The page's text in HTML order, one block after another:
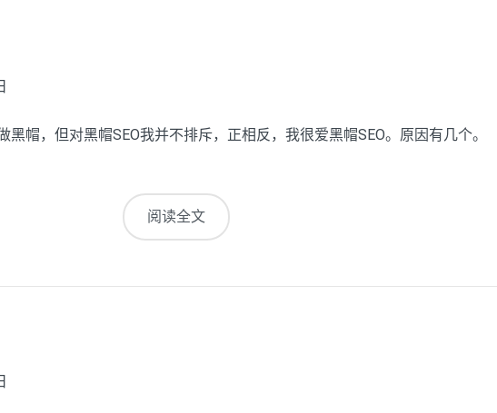
黑帽，但对黑帽SEO我并不排斥，正相反，我很爱黑帽SEO。原因有几个。
阅读全文